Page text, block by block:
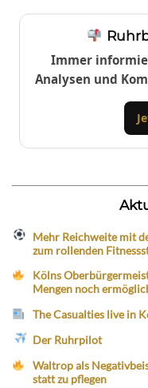
Immer
Analysen und
Mehr Reichweite mit
zum rollenden
Kölns
Mengen noch
The Casualties live in
Der Ruhrpilot
Waltrop als
statt zu pflegen